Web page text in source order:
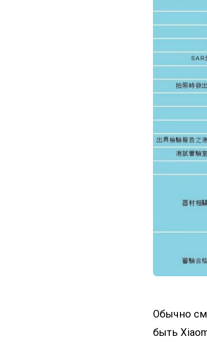
Обычно
быть